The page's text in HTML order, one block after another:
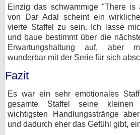
Einzig das schwammige "There
von Dar Adal scheint ein
vierte Staffel zu sein. Ich lasse
und baue bestimmt über die
Erwartungshaltung auf, aber
wunderbar mit der Serie für sich
Fazit
Es war ein sehr emotionales
gesamte Staffel seine
wichtigsten Handlungsstränge
und dadurch eher das Gefühl gibt,